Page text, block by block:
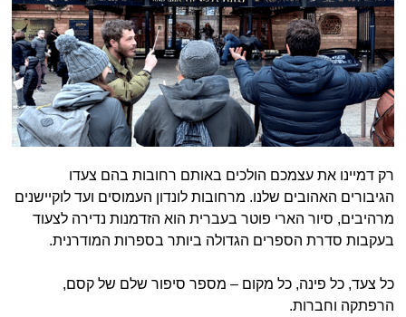
רק דמיינו את עצמכם הולכים באותם רחובות בהם צעדו
הגיבורים האהובים שלנו. מרחובות לונדון העמוסים ועד לוקיישנים
מרהיבים, סיור הארי פוטר בעברית הוא הזדמנות נדירה לצעוד
בעקבות סדרת הספרים הגדולה ביותר בספרות המודרנית.
כל צעד, כל פינה, כל מקום – מספר סיפור שלם של קסם,
הרפתקה וחברות.